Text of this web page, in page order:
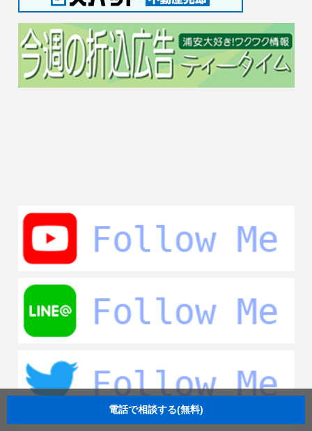
電話で相談する(無料)